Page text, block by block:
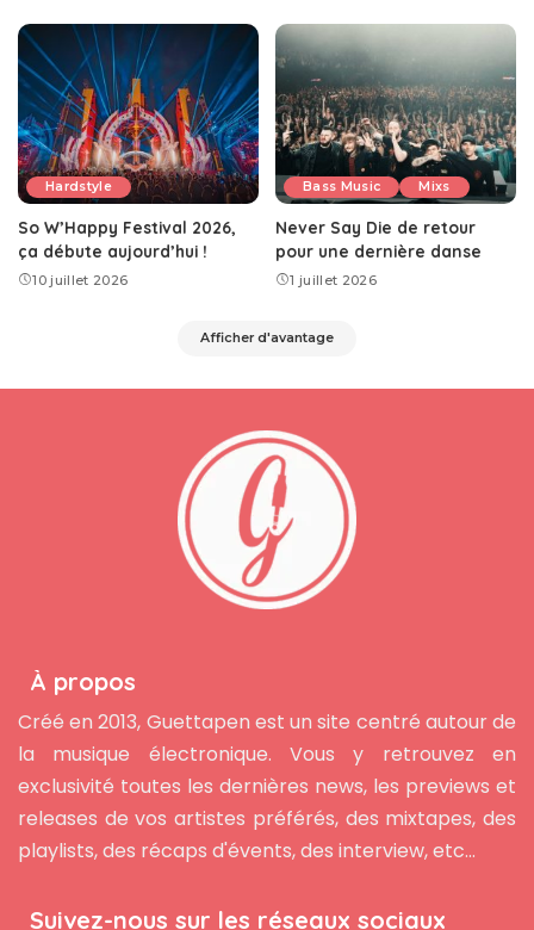
Hardstyle
So W’Happy Festival 2026,
ça débute aujourd’hui !
10 juillet 2026
Bass Music Mixs
Never Say Die de retour
pour une dernière danse
1 juillet 2026
Afficher d'avantage
À propos
Créé en 2013, Guettapen est un site centré autour de
la musique électronique. Vous y retrouvez en
exclusivité toutes les dernières news, les previews et
releases de vos artistes préférés, des mixtapes, des
playlists, des récaps d'évents, des interview, etc...
Suivez-nous sur les réseaux sociaux